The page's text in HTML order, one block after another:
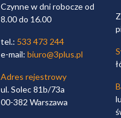
Czynne w dni robocze od
8.00 do 16.00
tel.: 533 473 244
e-mail: biuro@3plus.pl
Adres rejestrowy
ul. Solec 81b/73a
00-382 Warszawa